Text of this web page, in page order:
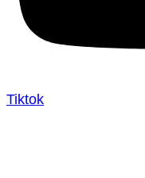
Tiktok